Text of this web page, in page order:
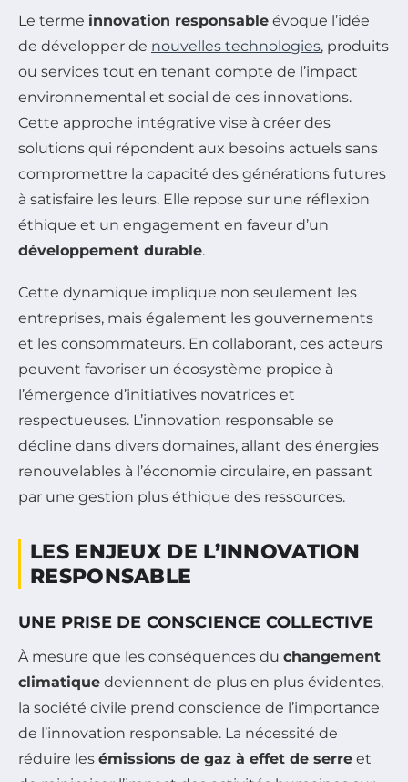
Le terme innovation responsable évoque l’idée
de développer de nouvelles technologies, produits
ou services tout en tenant compte de l’impact
environnemental et social de ces innovations.
Cette approche intégrative vise à créer des
solutions qui répondent aux besoins actuels sans
compromettre la capacité des générations futures
à satisfaire les leurs. Elle repose sur une réflexion
éthique et un engagement en faveur d’un
développement durable.
Cette dynamique implique non seulement les
entreprises, mais également les gouvernements
et les consommateurs. En collaborant, ces acteurs
peuvent favoriser un écosystème propice à
l’émergence d’initiatives novatrices et
respectueuses. L’innovation responsable se
décline dans divers domaines, allant des énergies
renouvelables à l’économie circulaire, en passant
par une gestion plus éthique des ressources.
LES ENJEUX DE L’INNOVATION
RESPONSABLE
UNE PRISE DE CONSCIENCE COLLECTIVE
À mesure que les conséquences du changement
climatique deviennent de plus en plus évidentes,
la société civile prend conscience de l’importance
de l’innovation responsable. La nécessité de
réduire les émissions de gaz à effet de serre et